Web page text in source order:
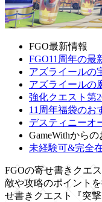
FGO最新情報
FGO11周年の最
アズライールの
アズライールの
強化クエスト第
11周年福袋のお
デスティニーオ
GameWithから
未経験可&完全
FGOの寄せ書きクエ
敵や攻略のポイント
せ書きクエスト『突